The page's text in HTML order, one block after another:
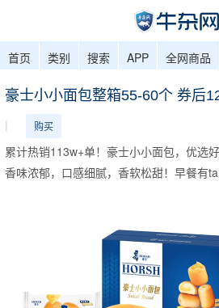
首页 类别 搜索 APP 全网商品
豪士小小面包整箱55-60个 券后
|
购买
累计热销113w+单！豪士小小面包，优选
香味浓郁，口感细腻，香软松甜！早餐有ta